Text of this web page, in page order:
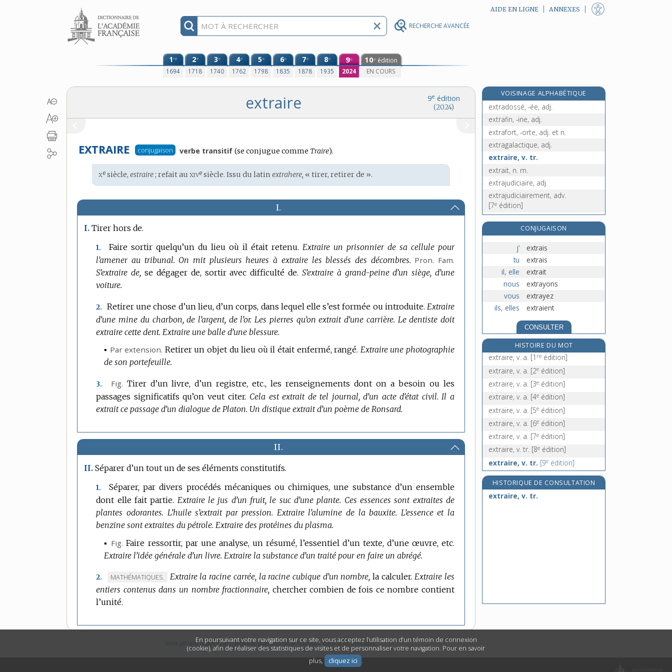
En poursuivant votre navigation sur ce site, vous acceptez l’utilisation d’un témoin de connexion
(cookie), afin de réaliser des statistiques de visites et de personnaliser votre navigation. Pour en savoir
plus,
cliquez ici .
RECHERCHE AVANCÉE
Aller au contenu AIDE EN LIGNE ANNEXES
1re
1694
2e
1718
3e
1740
4e
1762
5e
1798
6e
1835
7e
1878
8e
1935
9e
2024
10e édition
EN COURS
9e édition
(2024)
extraire
EXTRAIRE conjugaison verbe transitif Conjugaison
(se conjugue comme Traire).
Étymologie
:
xe siècle,estraire; refait auxive siècle. Issu dulatin extrahere, « tirer, retirer de ».
I.
I. Tirer hors de.
1. Faire sortir quelqu’un du lieu où il était retenu. Extraire un prisonnier de sa cellule pour
l’amener au tribunal. On mit plusieurs heures à extraire les blessés des décombres. Pron. Fam.
S’extraire de, se dégager de, sortir avec difficulté de. S’extraire à grand-peine d’un siège, d’une
voiture.
2. Retirer une chose d’un lieu, d’un corps, dans lequel elle s’est formée ou introduite. Extraire
d’une mine du charbon, de l’argent, de l’or. Les pierres qu’on extrait d’une carrière. Le dentiste doit
extraire cette dent. Extraire une balle d’une blessure.
▪ Par extension. Retirer un objet du lieu où il était enfermé, rangé. Extraire une photographie
de son portefeuille.
3. Fig. Tirer d’un livre, d’un registre, etc., les renseignements dont on a besoin ou les
passages significatifs qu’on veut citer. Cela est extrait de tel journal, d’un acte d’état civil. Il a
extrait ce passage d’un dialogue de Platon. Un distique extrait d’un poème de Ronsard.
II.
II. Séparer d’un tout un de ses éléments constitutifs.
1.
Séparer, par divers procédés mécaniques ou chimiques, une substance d’un ensemble
dont elle fait partie. Extraire le jus d’un fruit, le suc d’une plante. Ces essences sont extraites de
plantes odorantes. L’huile s’extrait par pression. Extraire l’alumine de la bauxite. L’essence et la
benzine sont extraites du pétrole. Extraire des protéines du plasma.
▪ Fig. Faire ressortir, par une analyse, un résumé, l’essentiel d’un texte, d’une œuvre, etc.
Extraire l’idée générale d’un livre. Extraire la substance d’un traité pour en faire un abrégé.
2.
MARQUE
DE
DOMAINE
MATHÉMATIQUES. Extraire la racine carrée, la racine cubique d’un nombre, la calculer. Extraire les
entiers contenus dans un nombre fractionnaire, chercher combien de fois ce nombre contient
l’unité.
Vous pouvez cliquer sur n’importe quel mot pour naviguer dans le dictionnaire.
VOISINAGE ALPHABÉTIQUE
extrados, n. m.
extradossé, -ée, adj.
extrafin, -ine, adj.
extrafort, -orte, adj. et n.
extragalactique, adj.
extraire, v. tr.
extrait, n. m.
extrajudiciaire, adj.
extrajudiciairement, adv.
[7e édition]
extralucide, adj.
extra-muros, loc. adv.
extranéité, n. f.
extraordinaire, adj. et n. m.
extraordinairement, adv.
CONJUGAISON
j’
extrais
tu
extrais
il, elle
extrait
nous
extrayons
vous
extrayez
ils, elles
extraient
CONSULTER
HISTOIRE DU MOT
extraire, v. a. [1 re édition]
extraire, v. a. [2e édition]
extraire, v. a. [3e édition]
extraire, v. a. [4e édition]
extraire, v. a. [5e édition]
extraire, v. a. [6e édition]
extraire, v. a. [7e édition]
extraire, v. tr. [8e édition]
extraire, v. tr. [9e édition]
HISTORIQUE DE CONSULTATION
extraire, v. tr.